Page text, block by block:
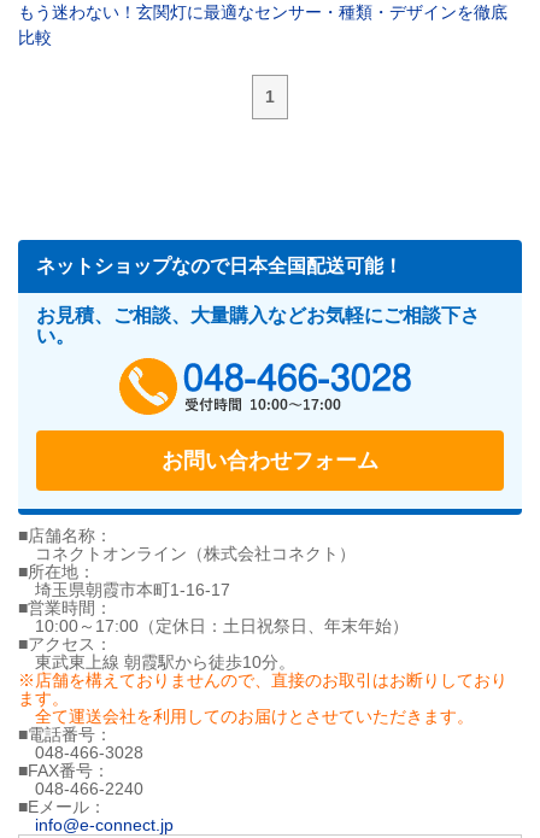
もう迷わない！玄関灯に最適なセンサー・種類・デザインを徹底
比較
1
ネットショップなので日本全国配送可能！
お見積、ご相談、大量購入などお気軽にご相談下さ
い。
お問い合わせフォーム
■店舗名称：
コネクトオンライン（株式会社コネクト）
■所在地：
埼玉県朝霞市本町1-16-17
■営業時間：
10:00～17:00（定休日：土日祝祭日、年末年始）
■アクセス：
東武東上線 朝霞駅から徒歩10分。
※店舗を構えておりませんので、直接のお取引はお断りしており
ます。
全て運送会社を利用してのお届けとさせていただきます。
■電話番号：
048-466-3028
■FAX番号：
048-466-2240
■Eメール：
info@e-connect.jp